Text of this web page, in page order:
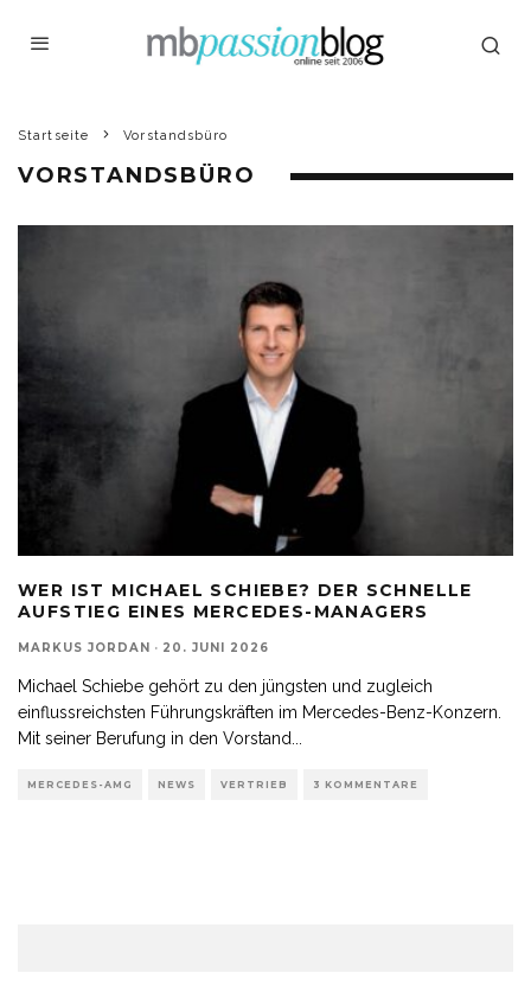
Startseite Vorstandsbüro
VORSTANDSBÜRO
WER IST MICHAEL SCHIEBE? DER SCHNELLE
AUFSTIEG EINES MERCEDES-MANAGERS
MARKUS JORDAN · 20. JUNI 2026
Michael Schiebe gehört zu den jüngsten und zugleich
einflussreichsten Führungskräften im Mercedes-Benz-Konzern.
Mit seiner Berufung in den Vorstand
MERCEDES-AMG NEWS VERTRIEB 3 KOMMENTARE